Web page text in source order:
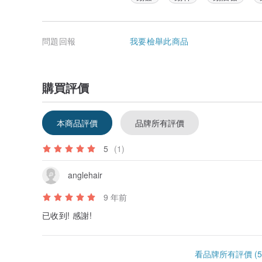
問題回報 我要檢舉此商品
購買評價
本商品評價 品牌所有評價
5 (1)
anglehair
9 年前
已收到! 感謝!
看品牌所有評價